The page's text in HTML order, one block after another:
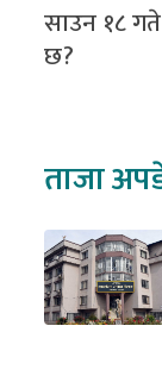
साउन १८
छ?
ताजा